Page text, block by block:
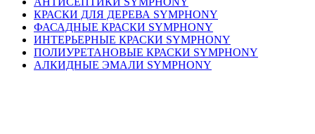
КРАСКИ ДЛЯ ДЕРЕВА SYMPHONY
ФАСАДНЫЕ КРАСКИ SYMPHONY
ИНТЕРЬЕРНЫЕ КРАСКИ SYMPHONY
ПОЛИУРЕТАНОВЫЕ КРАСКИ SYMPHONY
АЛКИДНЫЕ ЭМАЛИ SYMPHONY